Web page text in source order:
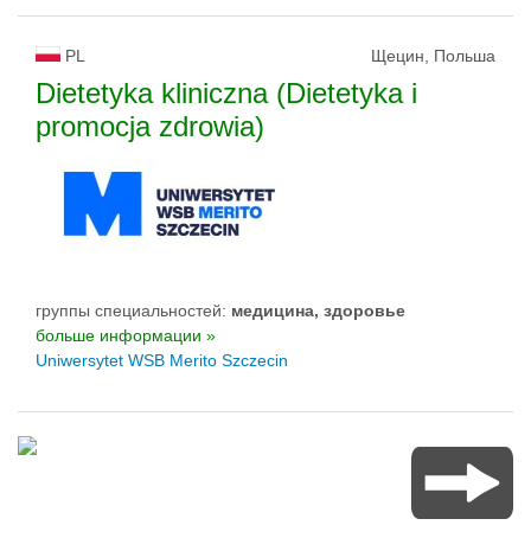
PL Щецин, Польша
Dietetyka kliniczna (Dietetyka i
promocja zdrowia)
группы специальностей: медицина, здоровье
больше информации »
Uniwersytet WSB Merito Szczecin